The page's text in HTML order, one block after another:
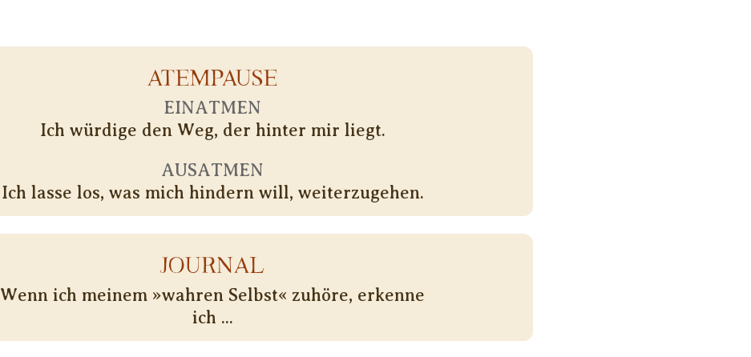
ATEMPAUSE
EINATMEN
Ich würdige den Weg, der hinter mir liegt.
AUSATMEN
Ich lasse los, was mich hindern will, weiterzugehen.
JOURNAL
Wenn ich meinem »wahren Selbst« zuhöre, erkenne
ich ...